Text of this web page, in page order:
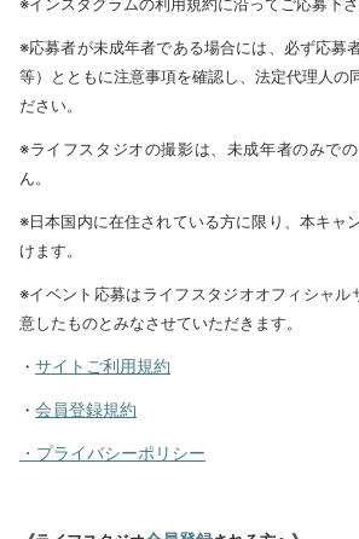
※応募者が未成年者である場合には、必ず応募
等）とともに注意事項を確認し、法定代理人の
ださい。
※ライフスタジオの撮影は、未成年者のみで
ん。
※日本国内に在住されている方に限り、本キャ
けます。
※イベント応募はライフスタジオオフィシャル
意したものとみなさせていただきます。
・ サイトご利用規約
・ 会員登録規約
・プライバシーポリシー